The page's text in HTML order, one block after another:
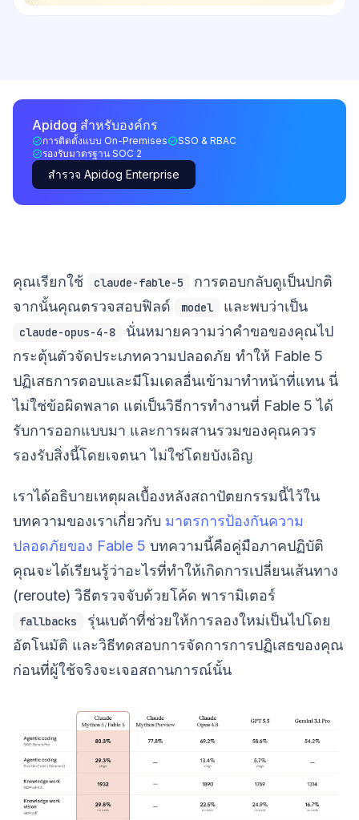
Apidog สำหรับองค์กร
การติดตั้งแบบ On-Premises
SSO & RBAC
รองรับมาตรฐาน SOC 2
สำรวจ Apidog Enterprise
คุณเรียกใช้ claude-fable-5
การตอบกลับดูเป็นปกติ
จากนั้นคุณตรวจสอบฟิลด์
model และพบว่าเป็น
claude-opus-4-8
นั่นหมายความว่าคำขอของคุณไป
กระตุ้นตัวจัดประเภทความปลอดภัย ทำให้ Fable 5
ปฏิเสธการตอบและมีโมเดลอื่นเข้ามาทำหน้าที่แทน นี่
ไม่ใช่ข้อผิดพลาด แต่เป็นวิธีการทำงานที่ Fable 5 ได้
รับการออกแบบมา และการผสานรวมของคุณควร
รองรับสิ่งนี้โดยเจตนา ไม่ใช่โดยบังเอิญ
เราได้อธิบายเหตุผลเบื้องหลังสถาปัตยกรรมนี้ไว้ใน
บทความของเราเกี่ยวกับ มาตรการป้องกันความ
ปลอดภัยของ Fable 5 บทความนี้คือคู่มือภาคปฏิบัติ
คุณจะได้เรียนรู้ว่าอะไรที่ทำให้เกิดการเปลี่ยนเส้นทาง
(reroute) วิธีตรวจจับด้วยโค้ด พารามิเตอร์
fallbacks
รุ่นเบต้าที่ช่วยให้การลองใหม่เป็นไปโดย
อัตโนมัติ และวิธีทดสอบการจัดการการปฏิเสธของคุณ
ก่อนที่ผู้ใช้จริงจะเจอสถานการณ์นั้น